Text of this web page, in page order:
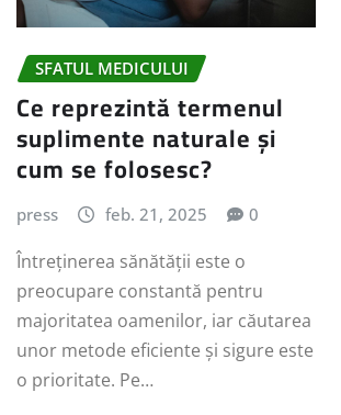
SFATUL MEDICULUI
Ce reprezintă termenul
suplimente naturale și
cum se folosesc?
press feb. 21, 2025 0
Întreținerea sănătății este o
preocupare constantă pentru
majoritatea oamenilor, iar căutarea
unor metode eficiente și sigure este
o prioritate. Pe…